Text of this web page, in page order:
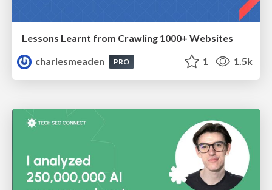
Lessons Learnt from Crawling 1000+ Websites
charlesmeaden
PRO 1 1.5k